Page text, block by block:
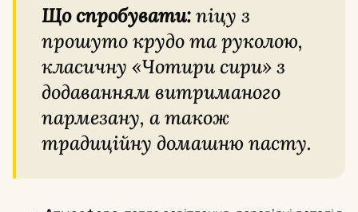
Що спробувати:піцу з
прошуто крудо та руколою,
класичну «Чотири сири» з
додаванням витриманого
пармезану, а також
традиційну домашню пасту.